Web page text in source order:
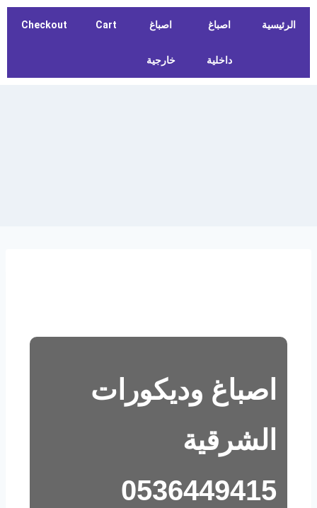
الرئيسية اصباغ
داخلية
اصباغ
خارجية
Cart
Checkout
اصباغ وديكورات
الشرقية
0536449415